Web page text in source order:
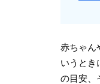
赤ちゃん
いうとき
の目安、